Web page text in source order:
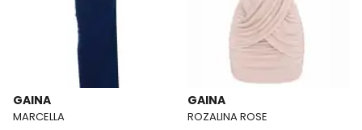
GAINA
MARCELLA
GAINA
ROZALINA ROSE